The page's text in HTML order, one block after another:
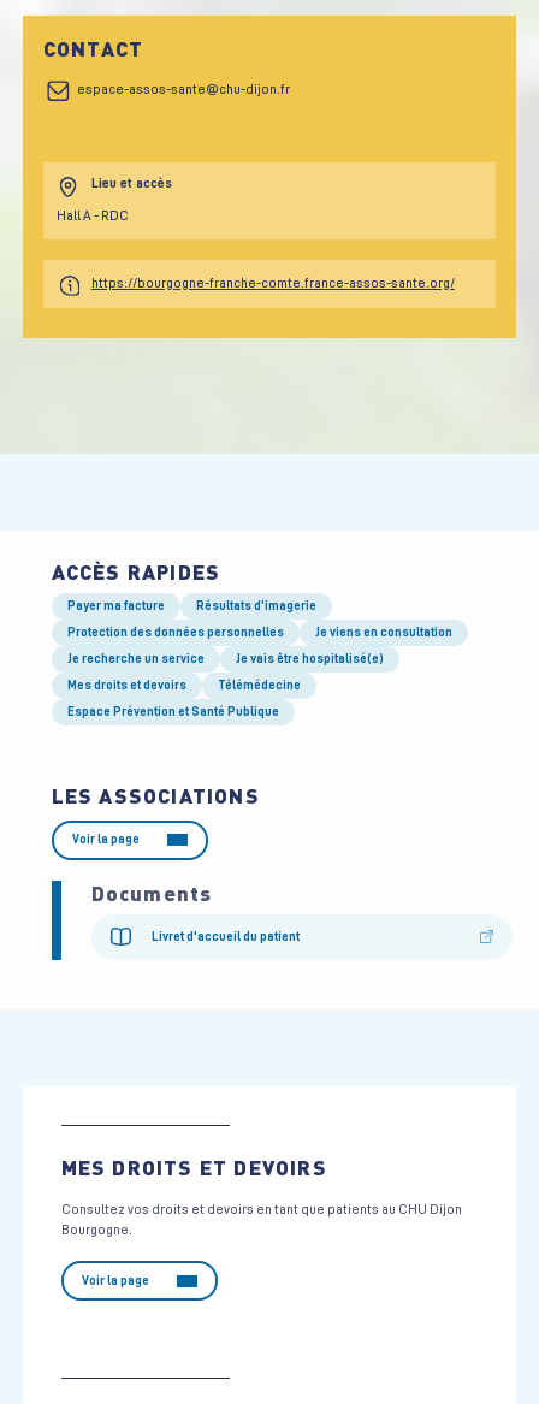
CONTACT
espace-assos-sante@chu-dijon.fr
Lieu et accès
Hall A - RDC
https://bourgogne-franche-comte.france-assos-sante.org/
ACCÈS RAPIDES
Payer ma facture
Résultats d'imagerie
Protection des données personnelles
Je viens en consultation
Je recherche un service
Je vais être hospitalisé(e)
Mes droits et devoirs
Télémédecine
Espace Prévention et Santé Publique
LES ASSOCIATIONS
Voir la page
Documents
Livret d'accueil du patient
MES DROITS ET DEVOIRS
Consultez vos droits et devoirs en tant que patients au CHU Dijon
Bourgogne.
Voir la page